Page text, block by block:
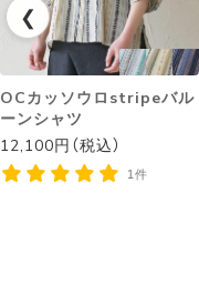
❮
OCカッソウロstripeバル
ーンシャツ
12,100円（税込）
1件